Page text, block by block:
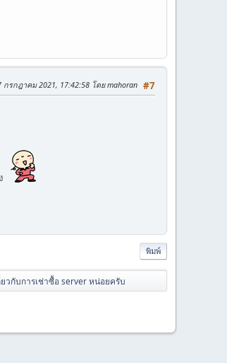
#7
กรกฎาคม 2021, 17:42:58 โดย mahoran
พิมพ์
วกับการเช่าซื้อ server หน่อยครับ